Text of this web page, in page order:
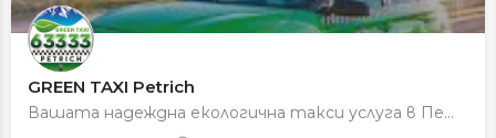
GREEN TAXI Petrich
Вашата надеждна екологична такси услуга в Петрич. Бързо пристигане, справедливи цени, 100% зелени автомобили.